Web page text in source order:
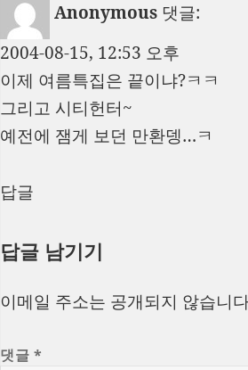
Anonymous 댓글:
2004-08-15, 12:53 오후
이제 여름특집은 끝이냐?ㅋㅋ
그리고 시티헌터~
예전에 잼게 보던 만환뎅…ㅋ
답글
답글 남기기
이메일 주소는 공개되지 않습니
댓글*